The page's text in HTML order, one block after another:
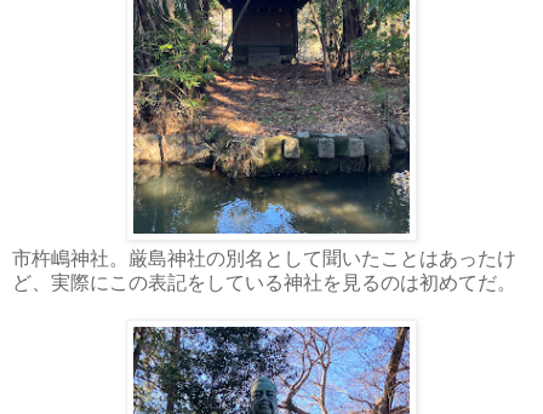
市杵嶋神社。厳島神社の別名として聞いたことはあったけ
ど、実際にこの表記をしている神社を見るのは初めてだ。